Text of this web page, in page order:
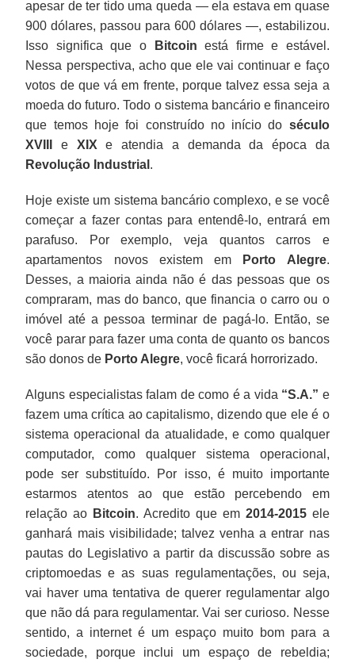
apesar de ter tido uma queda — ela estava em quase
900 dólares, passou para 600 dólares —, estabilizou.
Isso significa que o
Bitcoin está firme e estável.
Nessa perspectiva, acho que ele vai continuar e faço
votos de que vá em frente, porque talvez essa seja a
moeda do futuro. Todo o sistema bancário e financeiro
que temos hoje foi construído no início do século
XVIII
e XIX e atendia a demanda da época da
Revolução Industrial .
Hoje existe um sistema bancário complexo, e se você
começar a fazer contas para entendê-lo, entrará em
parafuso. Por exemplo, veja quantos carros e
apartamentos novos existem em
Porto Alegre.
Desses, a maioria ainda não é das pessoas que os
compraram, mas do banco, que financia o carro ou o
imóvel até a pessoa terminar de pagá-lo. Então, se
você parar para fazer uma conta de quanto os bancos
são donos de Porto Alegre, você ficará horrorizado.
Alguns especialistas falam de como é a vida “S.A.” e
fazem uma crítica ao capitalismo, dizendo que ele é o
sistema operacional da atualidade, e como qualquer
computador, como qualquer sistema operacional,
pode ser substituído. Por isso, é muito importante
estarmos atentos ao que estão percebendo em
relação ao Bitcoin. Acredito que em 2014-2015ele
ganhará mais visibilidade; talvez venha a entrar nas
pautas do Legislativo a partir da discussão sobre as
criptomoedas e as suas regulamentações, ou seja,
vai haver uma tentativa de querer regulamentar algo
que não dá para regulamentar. Vai ser curioso. Nesse
sentido, a internet é um espaço muito bom para a
sociedade, porque inclui um espaço de rebeldia;